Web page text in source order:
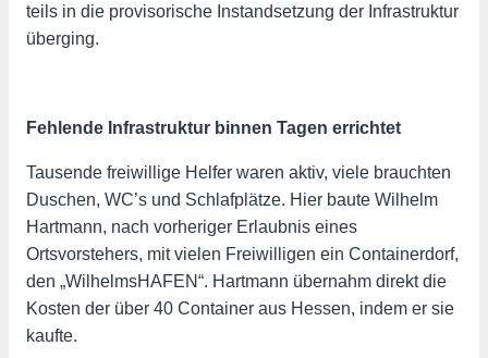
teils in die provisorische Instandsetzung der Infrastruktur
überging.
Fehlende Infrastruktur binnen Tagen errichtet
Tausende freiwillige Helfer waren aktiv, viele brauchten
Duschen, WC’s und Schlafplätze. Hier baute Wilhelm
Hartmann, nach vorheriger Erlaubnis eines
Ortsvorstehers, mit vielen Freiwilligen ein Containerdorf,
den „WilhelmsHAFEN“. Hartmann übernahm direkt die
Kosten der über 40 Container aus Hessen, indem er sie
kaufte.